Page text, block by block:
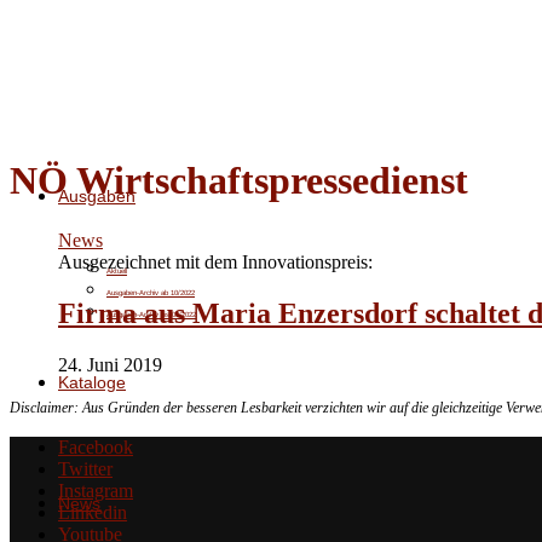
Ausgaben
Aktuell
Ausgaben-Archiv ab 10/2022
Ausgaben-Archiv bis 09/2022
Kataloge
News
NÖ Wirtschaftspressedienst
News
Ausgezeichnet mit dem Innovationspreis:
Firma aus Maria Enzersdorf schaltet
24. Juni 2019
Disclaimer: Aus Gründen der besseren Lesbarkeit verzichten wir auf die gleichzeitige
Facebook
Twitter
Instagram
Linkedin
Youtube